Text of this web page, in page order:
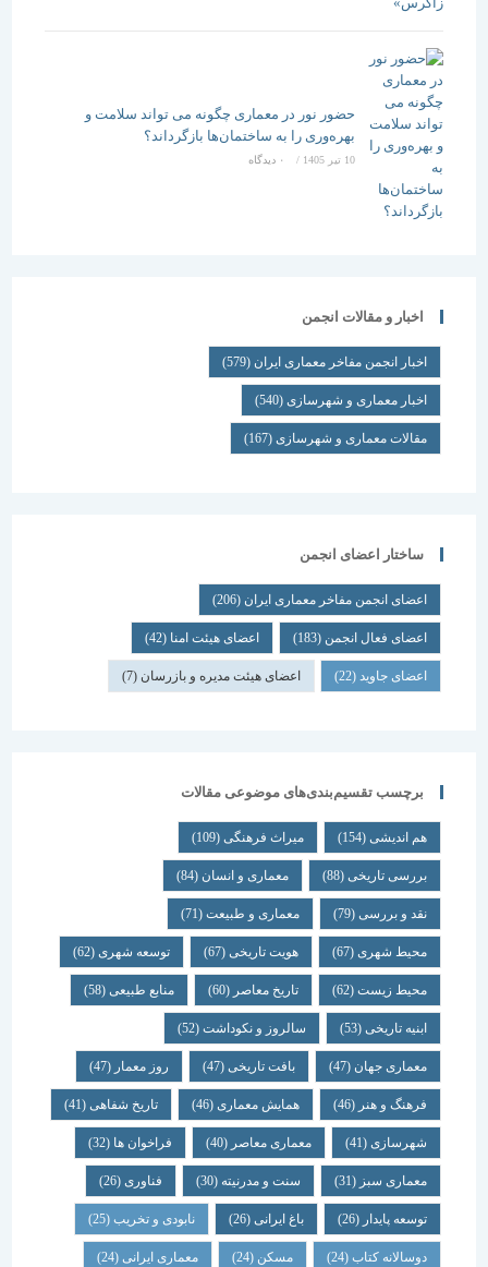
حضور نور در معماری چگونه می تواند سلامت و
بهره‌وری را به ساختمان‌ها بازگرداند؟
/ ۰ دیدگاه
اخبار و مقالات انجمن
اخبار انجمن مفاخر معماری ایران (579)
اخبار معماری و شهرسازی(540)
مقالات معماری و شهرسازی(167)
ساختار اعضای انجمن
اعضای انجمن مفاخر معماری ایران (206)
اعضای فعال انجمن(183) اعضای هیئت امنا(42)
اعضای جاوید(22) اعضای هیئت مدیره و بازرسان(7)
برچسب تقسیم‌بندی‌های موضوعی مقالات
هم اندیشی (154) میراث فرهنگی (109)
بررسی تاریخی (88) معماری و انسان (84)
نقد و بررسی (79) معماری و طبیعت (71)
محیط شهری(67) هویت تاریخی(67) توسعه شهری(62)
محیط زیست(62) تاریخ معاصر(60) منابع طبیعی(58)
ابنیه تاریخی(53) سالروز و نکوداشت(52)
معماری جهان (47) بافت تاریخی(47) روز معمار(47)
فرهنگ و هنر(46) همایش معماری (46) تاریخ شفاهی (41)
شهرسازی(41) معماری معاصر(40) فراخوان ها (32)
معماری سبز(31) سنت و مدرنیته(30) فناوری (26)
توسعه پایدار(26) باغ ایرانی(26) نابودی و تخریب(25)
دوسالانه کتاب(24) مسکن (24) معماری ایرانی(24)